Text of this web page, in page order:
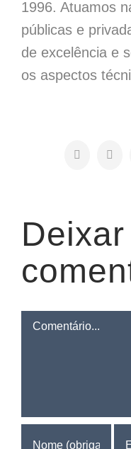
1996. Atuamos
públicas e
de excelência e
os aspectos
Facebook
X
Comentário